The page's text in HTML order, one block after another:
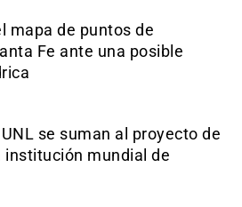
mapa de puntos de
Fe ante una posible
se suman al proyecto de
institución mundial de